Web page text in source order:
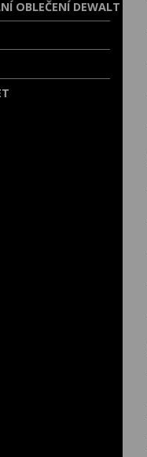
OBLEČENÍ DEWALT